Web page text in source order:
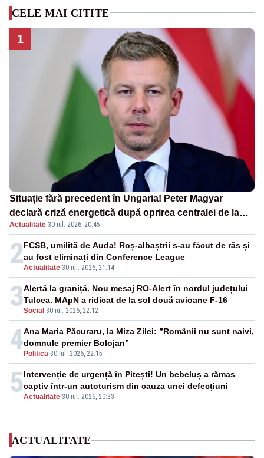
CELE MAI CITITE
1
Situație fără precedent în Ungaria! Peter Magyar
declară criză energetică după oprirea centralei de la
Paks
Actualitate·30 iul. 2026, 20:45
2Actualitate-30 iul. 2026, 21:14
FCSB, umilită de Auda! Roș-albaștrii s-au făcut de râs și
au fost eliminați din Conference League
3Social -30 iul. 2026, 22:12
Alertă la graniță. Nou mesaj RO-Alert în nordul județului
Tulcea. MApN a ridicat de la sol două avioane F-16
4 Politica-30 iul. 2026, 22:15
Ana Maria Păcuraru, la Miza Zilei: ”Românii nu sunt naivi,
domnule premier Bolojan”
5Actualitate-30 iul. 2026, 20:33
Intervenție de urgență în Pitești! Un bebeluș a rămas
captiv într-un autoturism din cauza unei defecțiuni
ACTUALITATE